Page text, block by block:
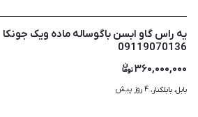
یه راس گاو ابسن باگوساله ماده ویک جونکا
09119070136
۳۶۰,۰۰۰,۰۰۰
بابل، بابلکنار، ۴ روز پیش